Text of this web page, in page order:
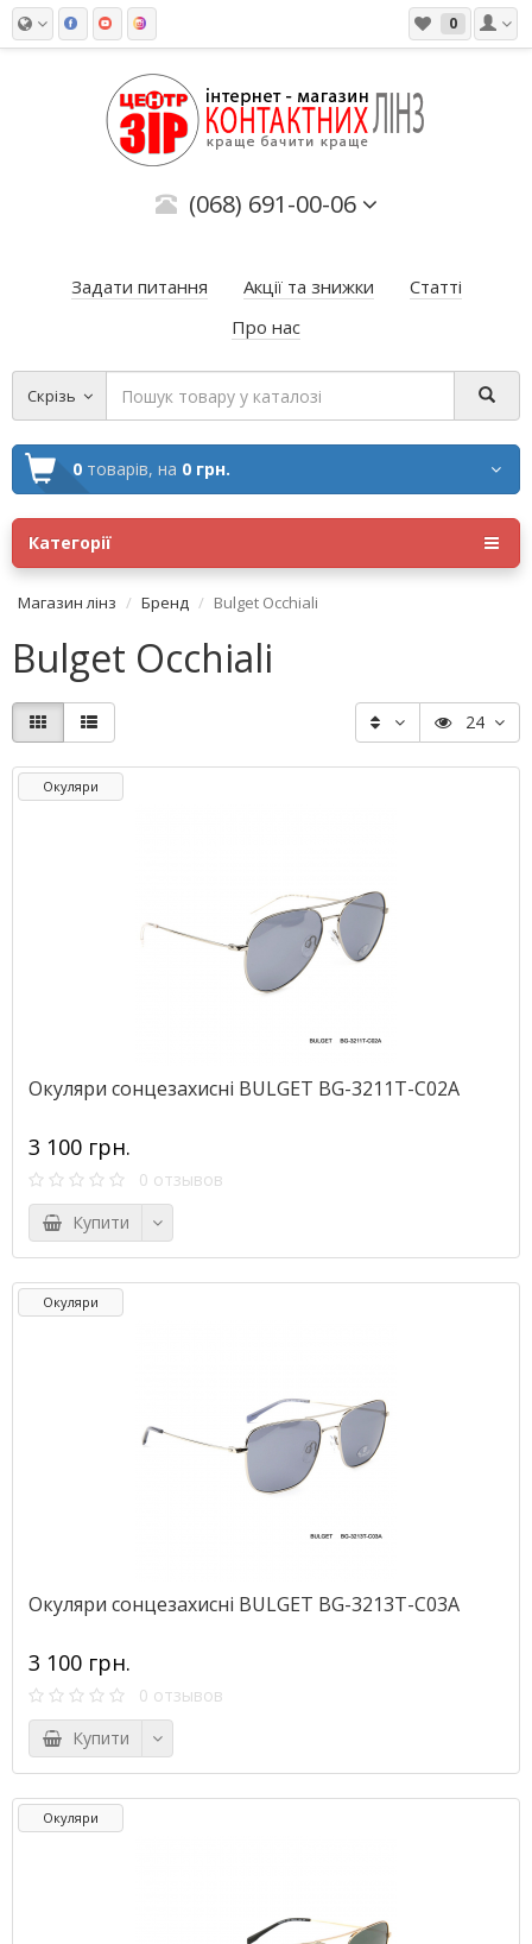
0
(068) 691-00-06
Задати питання Акції та знижки
Статті
Про нас
Скрізь
0 товарів, на 0 грн.
Категорії
Магазин лінз Бренд Bulget Occhiali
Bulget Occhiali
24
Окуляри
Окуляри сонцезахисні BULGET BG-3211T-C02A
3 100 грн.
0 отзывов
Купити
Окуляри
Окуляри сонцезахисні BULGET BG-3213T-C03A
3 100 грн.
0 отзывов
Купити
Окуляри